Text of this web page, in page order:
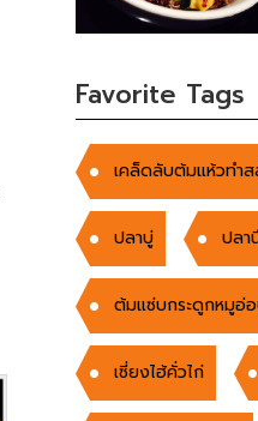
Favorite Tags
เคล็ดลับต้มแห้วทำ
ปลาบู่ ปลา
ต้มแซ่บกระดูกหมูอ่
เซี่ยงไฮ้คั่วไก่